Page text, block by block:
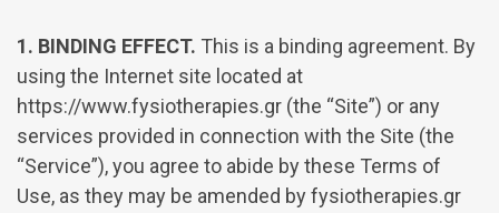
1. BINDING EFFECT. This is a binding agreement. By
using the Internet site located at
https://www.fysiotherapies.gr (the “Site”) or any
services provided in connection with the Site (the
“Service”), you agree to abide by these Terms of
Use, as they may be amended by fysiotherapies.gr